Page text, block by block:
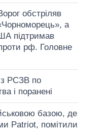
обстріляв
а
підтримав
проти рф. Головне
РСЗВ по
і поранені
базою, де
Patriot, помітили